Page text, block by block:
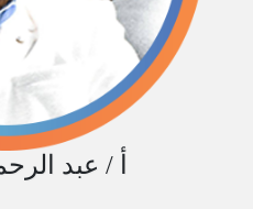
أ / عبد